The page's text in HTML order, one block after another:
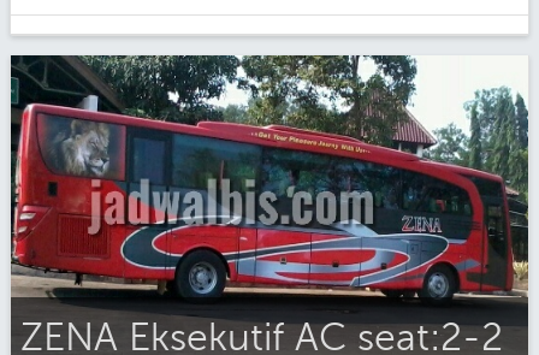
ZENA Eksekutif AC seat:2-2